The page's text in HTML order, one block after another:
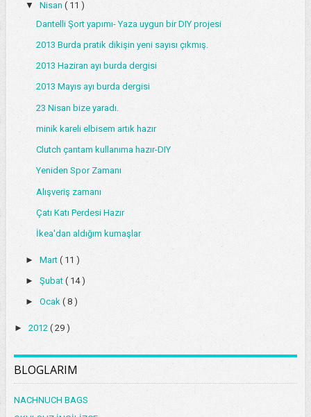
▼ Nisan ( 11 )
Dantelli Şort yapımı- Yaza uygun bir DIY projesi
2013 Burda pratik dikişin yeni sayısı çıkmış.
2013 Haziran ayı burda dergisi
2013 Mayıs ayı burda dergisi
23 Nisan bize yaradı.
minik kareli elbisem artık hazır
Clutch çantam kullanıma hazır-DIY
Yeniden Spor Zamanı
Alışveriş zamanı
Çatı Katı Perdesi Hazır
İkea'dan aldığım kumaşlar
► Mart ( 11 )
► Şubat ( 14 )
► Ocak ( 8 )
► 2012 ( 29 )
BLOGLARIM
NACHNUCH BAGS